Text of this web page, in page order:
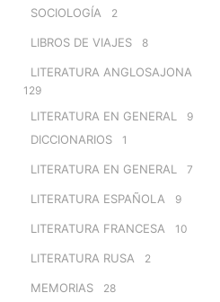
SOCIOLOGÍA 2
LIBROS DE VIAJES 8
LITERATURA ANGLOSAJONA
129
LITERATURA EN GENERAL 9
DICCIONARIOS 1
LITERATURA EN GENERAL 7
LITERATURA ESPAÑOLA 9
LITERATURA FRANCESA 10
LITERATURA RUSA 2
MEMORIAS 28